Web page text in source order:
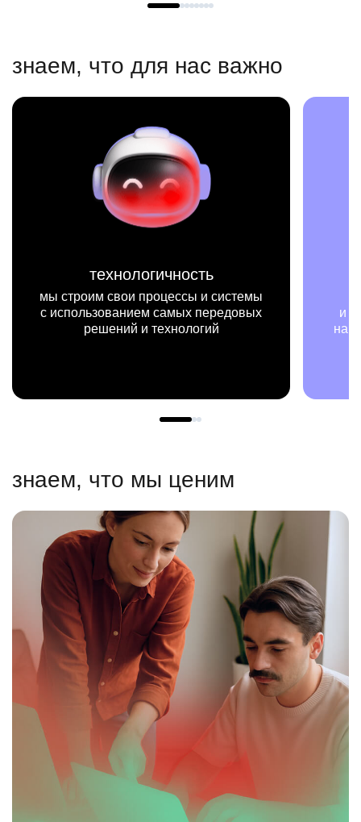
знаем, что для нас важно
миссия
мы на конкретных цифрах
и примерах видим, как результаты
нашей работы меняют жизни людей
знаем, что мы ценим